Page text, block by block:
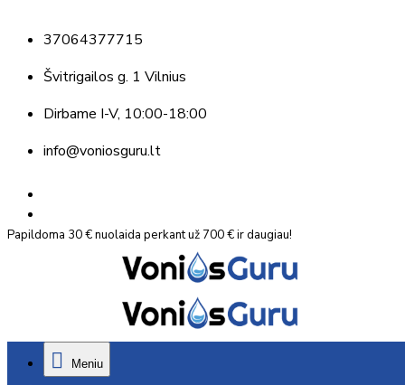
37064377715
Švitrigailos g. 1 Vilnius
Dirbame I-V, 10:00-18:00
info@voniosguru.lt
Papildoma 30 € nuolaida perkant už 700 € ir daugiau!
Meniu